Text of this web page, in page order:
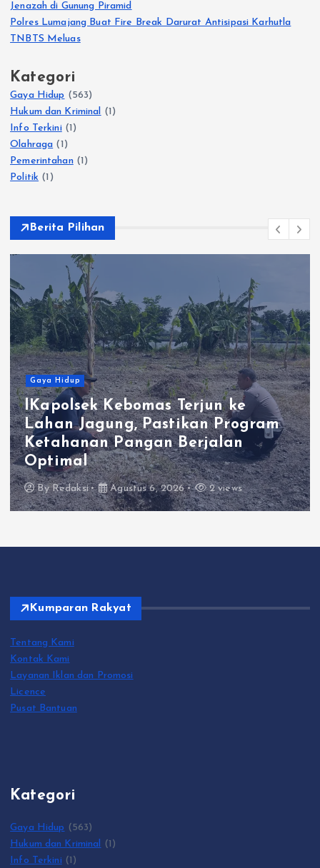
Jenazah di Gunung Piramid
Polres Lumajang Buat Fire Break Darurat Antisipasi Karhutla
TNBTS Meluas
Kategori
Gaya Hidup (563)
Hukum dan Kriminal (1)
Info Terkini(1)
Olahraga (1)
Pemerintahan(1)
Politik (1)
Berita Pilihan
Gaya Hidup
Polres Gresik Amankan Dua
Tersangka Edarkan Sabu Jaringan
Bangkalan
ByRedaksi Agustus 6, 2026 0 views
Kumparan Rakyat
Tentang Kami
Kontak Kami
Layanan Iklan dan Promosi
Licence
Pusat Bantuan
Kategori
Gaya Hidup (563)
Hukum dan Kriminal (1)
Info Terkini (1)